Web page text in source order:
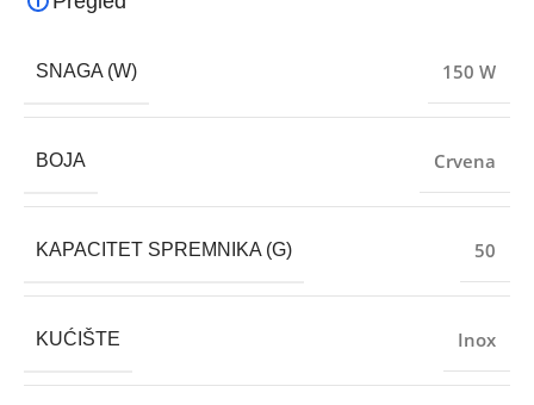
SNAGA (W) 150 W
BOJA Crvena
KAPACITET SPREMNIKA (G) 50
KUĆIŠTE Inox